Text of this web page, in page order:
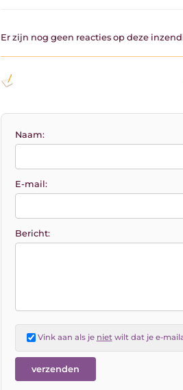
Er zijn nog geen reacties op deze
Naam:
E-mail:
Bericht:
Vink aan als je nietwilt dat je e-